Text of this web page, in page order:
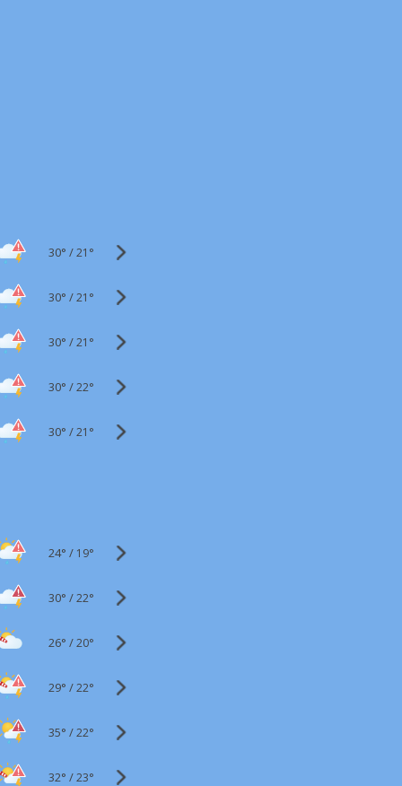
30° /21°
30° /21°
30° /21°
30° /22°
30° /21°
24° / 19°
30° /22°
26° /20°
29° /22°
35° /22°
32° /23°